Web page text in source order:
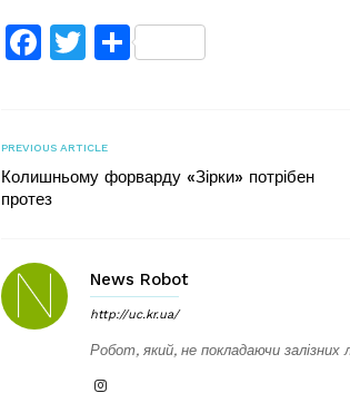
Facebook
TwitterПоділитися
PREVIOUS ARTICLE
Колишньому форварду «Зірки» потрібен
протез
News Robot
http://uc.kr.ua/
Робот, який, не покладаючи залізних